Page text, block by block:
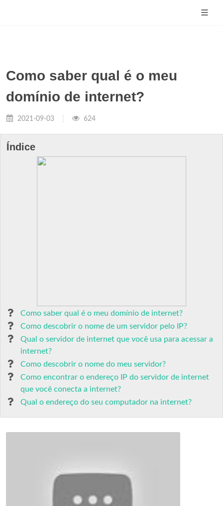
Como saber qual é o meu
domínio de internet?
2021-09-03 624
Índice
Como saber qual é o meu domínio de internet?
Como descobrir o nome de um servidor pelo IP?
Qual o servidor de internet que você usa para acessar a
internet?
Como descobrir o nome do meu servidor?
Como encontrar o endereço IP do servidor de internet
que você conecta a internet?
Qual o endereço do seu computador na internet?